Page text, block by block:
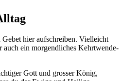
hier aufschreiben. Vielleicht
auch ein morgendliches Kehrtwende-
Gott und grosser König,